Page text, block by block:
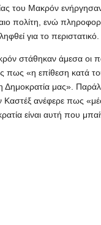
του Μακρόν
πολίτη, ενώ
για το περιστατικό.
στάθηκαν άμεσα οι
πως «η επίθεση κατά
Δημοκρατία μας».
ανέφερε πως
είναι αυτή που